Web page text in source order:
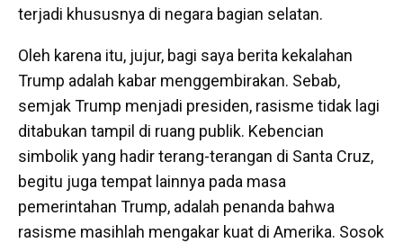
terjadi khususnya di negara bagian selatan.
Oleh karena itu, jujur, bagi saya berita kekalahan
Trump adalah kabar menggembirakan. Sebab,
semjak Trump menjadi presiden, rasisme tidak lagi
ditabukan tampil di ruang publik. Kebencian
simbolik yang hadir terang-terangan di Santa Cruz,
begitu juga tempat lainnya pada masa
pemerintahan Trump, adalah penanda bahwa
rasisme masihlah mengakar kuat di Amerika. Sosok